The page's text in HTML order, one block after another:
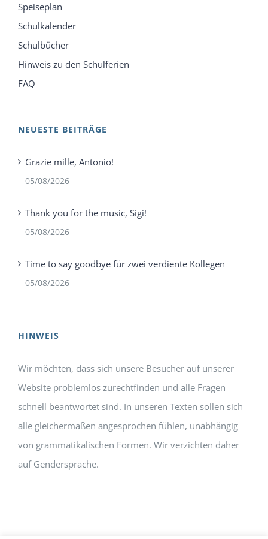
Speiseplan
Schulkalender
Schulbücher
Hinweis zu den Schulferien
FAQ
NEUESTE BEITRÄGE
Grazie mille, Antonio!
05/08/2026
Thank you for the music, Sigi!
05/08/2026
Time to say goodbye für zwei verdiente Kollegen
05/08/2026
HINWEIS
Wir möchten, dass sich unsere Besucher auf unserer
Website problemlos zurechtfinden und alle Fragen
schnell beantwortet sind. In unseren Texten sollen sich
alle gleichermaßen angesprochen fühlen, unabhängig
von grammatikalischen Formen. Wir verzichten daher
auf Gendersprache.